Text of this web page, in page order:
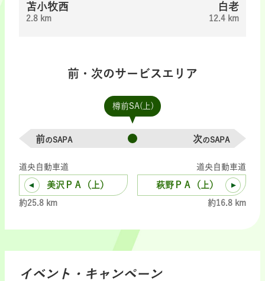
苫小牧西
2.8 km
白老
12.4 km
前・次のサービスエリア
樽前SA(上)
前のSAPA 次のSAPA
道央自動車道
美沢ＰＡ（上）
約25.8 km
道央自動車道
萩野ＰＡ（上）
約16.8 km
イベント・キャンペーン